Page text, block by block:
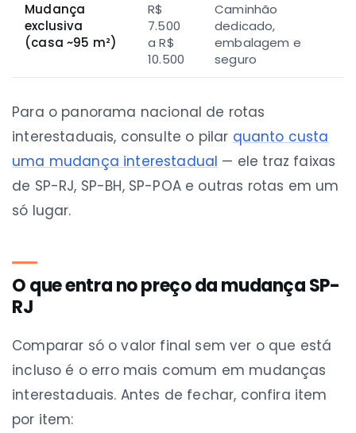
Mudança
exclusiva
(casa ~95 m²)
R$
7.500
a R$
10.500
Caminhão
dedicado,
embalagem e
seguro
Para o panorama nacional de rotas
interestaduais, consulte o pilar quanto custa
uma mudança interestadual — ele traz faixas
de SP-RJ, SP-BH, SP-POA e outras rotas em um
só lugar.
O que entra no preço da mudança SP-
RJ
Comparar só o valor final sem ver o que está
incluso é o erro mais comum em mudanças
interestaduais. Antes de fechar, confira item
por item: